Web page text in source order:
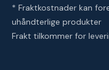
* Fraktkostnader kan
uhåndterlige produkter
Frakt tilkommer for